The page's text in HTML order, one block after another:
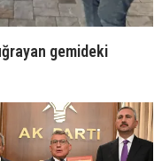
gemideki